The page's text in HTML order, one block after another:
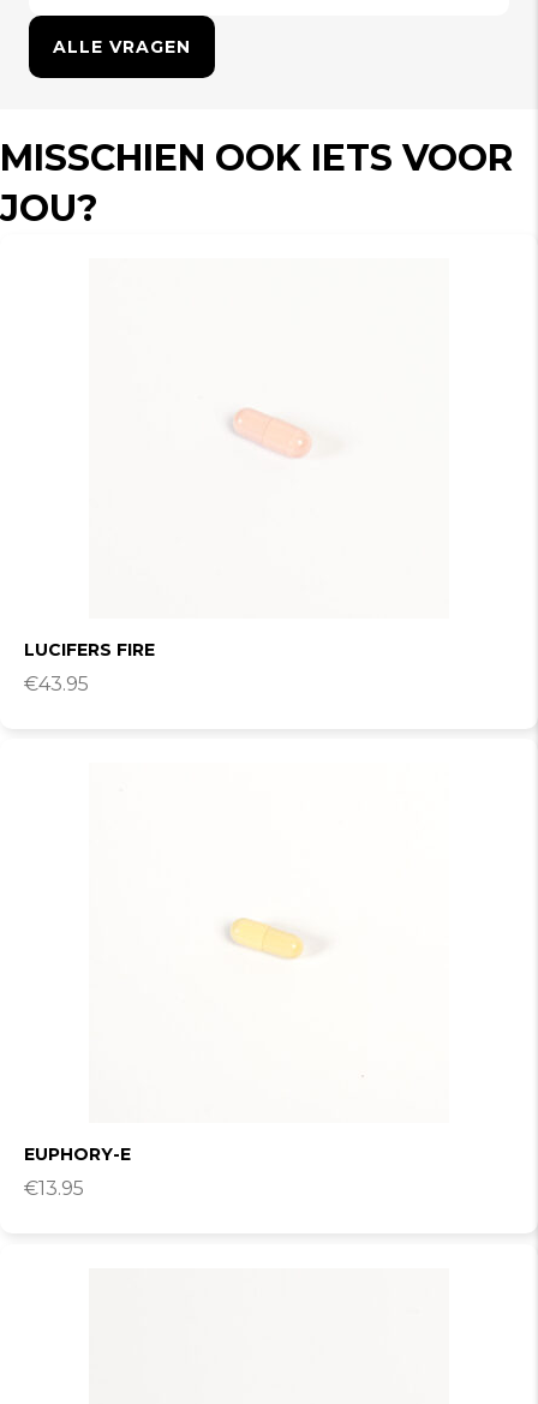
ALLE VRAGEN
MISSCHIEN OOK IETS VOOR
JOU?
LUCIFERS FIRE
€43.95
EUPHORY-E
€13.95